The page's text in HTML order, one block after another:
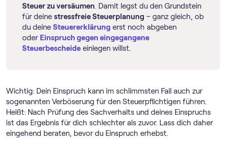
Steuer zu versäumen. Damit legst du den Grundstein
für deine stressfreie Steuerplanung – ganz gleich, ob
du deine Steuererklärung erst noch abgeben
oder Einspruch gegen eingegangene
Steuerbescheide einlegen willst.
Wichtig: Dein Einspruch kann im schlimmsten Fall auch zur
sogenannten Verböserung für den Steuerpflichtigen führen.
Heißt: Nach Prüfung des Sachverhalts und deines Einspruchs
ist das Ergebnis für dich schlechter als zuvor. Lass dich daher
eingehend beraten, bevor du Einspruch erhebst.